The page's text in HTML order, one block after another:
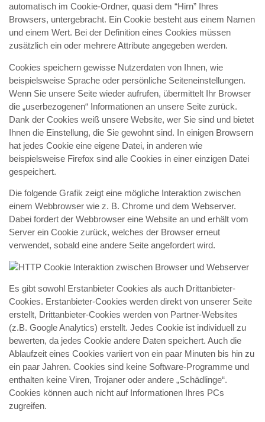
automatisch im Cookie-Ordner, quasi dem “Hirn” Ihres
Browsers, untergebracht. Ein Cookie besteht aus einem Namen
und einem Wert. Bei der Definition eines Cookies müssen
zusätzlich ein oder mehrere Attribute angegeben werden.
Cookies speichern gewisse Nutzerdaten von Ihnen, wie
beispielsweise Sprache oder persönliche Seiteneinstellungen.
Wenn Sie unsere Seite wieder aufrufen, übermittelt Ihr Browser
die „userbezogenen“ Informationen an unsere Seite zurück.
Dank der Cookies weiß unsere Website, wer Sie sind und bietet
Ihnen die Einstellung, die Sie gewohnt sind. In einigen Browsern
hat jedes Cookie eine eigene Datei, in anderen wie
beispielsweise Firefox sind alle Cookies in einer einzigen Datei
gespeichert.
Die folgende Grafik zeigt eine mögliche Interaktion zwischen
einem Webbrowser wie z. B. Chrome und dem Webserver.
Dabei fordert der Webbrowser eine Website an und erhält vom
Server ein Cookie zurück, welches der Browser erneut
verwendet, sobald eine andere Seite angefordert wird.
Es gibt sowohl Erstanbieter Cookies als auch Drittanbieter-
Cookies. Erstanbieter-Cookies werden direkt von unserer Seite
erstellt, Drittanbieter-Cookies werden von Partner-Websites
(z.B. Google Analytics) erstellt. Jedes Cookie ist individuell zu
bewerten, da jedes Cookie andere Daten speichert. Auch die
Ablaufzeit eines Cookies variiert von ein paar Minuten bis hin zu
ein paar Jahren. Cookies sind keine Software-Programme und
enthalten keine Viren, Trojaner oder andere „Schädlinge“.
Cookies können auch nicht auf Informationen Ihres PCs
zugreifen.